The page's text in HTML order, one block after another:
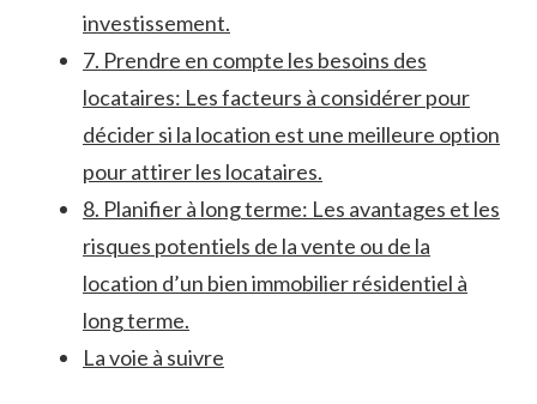
‍investissement.
7. Prendre en compte ⁢les besoins des
‍locataires: Les facteurs à considérer ​pour
décider si la ⁢location est une meilleure option
pour attirer ‌les locataires.
8. Planifier à long terme: Les avantages⁤ et les
risques⁤ potentiels de la vente ou de la‍
location d’un bien immobilier résidentiel à
long terme.
La voie à suivre